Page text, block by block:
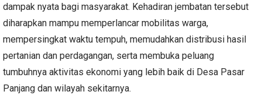
dampak nyata bagi masyarakat. Kehadiran jembatan tersebut
diharapkan mampu memperlancar mobilitas warga,
mempersingkat waktu tempuh, memudahkan distribusi hasil
pertanian dan perdagangan, serta membuka peluang
tumbuhnya aktivitas ekonomi yang lebih baik di Desa Pasar
Panjang dan wilayah sekitarnya.